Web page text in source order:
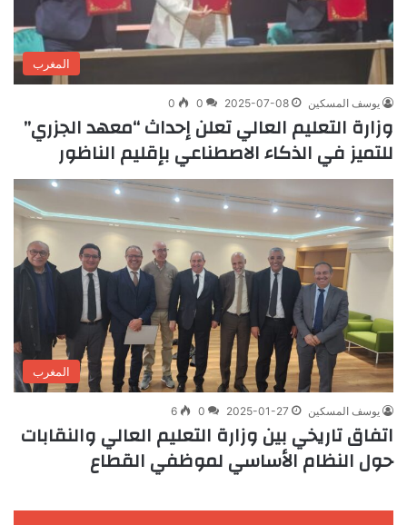
المغرب
يوسف المسكين 2025-07-08
0
0
وزارة التعليم العالي تعلن إحداث “معهد الجزري”
للتميز في الذكاء الاصطناعي بإقليم الناظور
المغرب
يوسف المسكين 2025-01-27
0
6
اتفاق تاريخي بين وزارة التعليم العالي والنقابات
حول النظام الأساسي لموظفي القطاع